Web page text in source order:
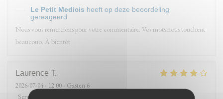
Le Petit Medicis heeft op deze beoordeling
gereageerd
Nous vous remercions pour votre commentaire. Vos mots nous touchent
beaucouo. À bientôt
Laurence T
2026-07-04 - 12:00 - Gasten 6
Service